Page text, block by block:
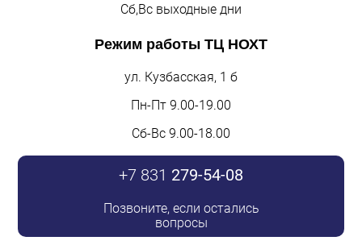
Сб,Вс выходные дни
Режим работы ТЦ НОХТ
ул. Кузбасская, 1 б
Пн-Пт 9.00-19.00
Сб-Вс 9.00-18.00
+7 831 279-54-08
Позвоните, если остались
вопросы